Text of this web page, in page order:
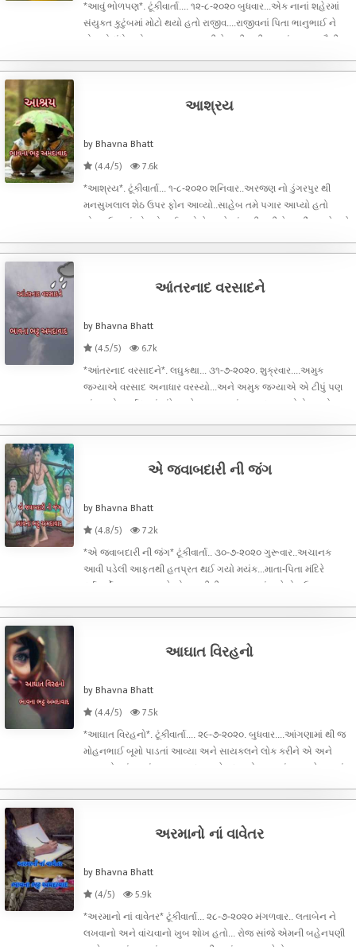
*આવું ભોળપણ*. ટૂંકીવાર્તા.... ૧૨-૮-૨૦૨૦ બુધવાર...એક નાનાં શહેરમાં
સંયુક્ત કુટુંબમાં મોટો થયો હતો રાજીવ....રાજીવનાં પિતા ભાનુભાઈ ને
પોતાનો ધંધો હતો...બલ્બ બનાવવાની ફેક્ટરી હતી...ઘરમાં રાજીવ સૌથી
પંકજ...રાજીવ
આશ્રય
by Bhavna Bhatt
(4.4/5)
7.6k
*આશ્રય*. ટૂંકીવાર્તા... ૧-૮-૨૦૨૦ શનિવાર..અરજણ નો ડુંગરપુર થી
મનસુખલાલ શેઠ ઉપર ફોન આવ્યો..સાહેબ તમે પગાર આપ્યો હતો
લોકડાઉન માં એ પૂરો થઈ ગયો છે આપે નાં પાડી હતી કે અહીં જ રહે તને
પણ સાહેબ અહીં ક
આંતરનાદ વરસાદને
by Bhavna Bhatt
(4.5/5)
6.7k
*આંતરનાદ વરસાદને*. લઘુકથા... ૩૧-૭-૨૦૨૦. શુક્રવાર....અમુક
જગ્યાએ વરસાદ અનાધાર વરસ્યો...અને અમુક જગ્યાએ એ ટીપું પણ
નાં પડયો...નર્મદા નાં કાંઠે આવેલા ગામડામાં વરસાદ જ નહોતો પડ્યો
જનાભાઈ, રામભાઈ, ધનુભ
એ જવાબદારી ની જંગ
by Bhavna Bhatt
(4.8/5)
7.2k
*એ જવાબદારી ની જંગ* ટૂંકીવાર્તા.. ૩૦-૭-૨૦૨૦ ગુરૂવાર..અચાનક
આવી પડેલી આફતથી હતપ્રત થઈ ગયો મયંક...માતા-પિતા મંદિરે
દર્શનાર્થે ગયા હતા અને એક ગાડીની ટક્કર વાગતાં બન્ને રોડ ઉપર
પામ્યા...માતા સવિતાબ
આઘાત વિરહનો
by Bhavna Bhatt
(4.4/5)
7.5k
*આઘાત વિરહનો*. ટૂંકીવાર્તા.... ૨૯-૭-૨૦૨૦. બુધવાર....આંગણામાં થી જ
મોહનભાઈ બૂમો પાડતાં આવ્યા અને સાયકલને લોક કરીને એ અને
સૂરજ દોડતાં ઘરમાં આવ્યા...મધુ.... ઓ મધુ...જો આપણાં સૂરજને બારમાં
કપડાં
અરમાનો નાં વાવેતર
by Bhavna Bhatt
(4/5)
5.9k
*અરમાનો નાં વાવેતર* ટૂંકીવાર્તા... ૨૮-૭-૨૦૨૦ મંગળવાર.. લતાબેન ને
લખવાનો અને વાંચવાનો ખુબ શોખ હતો... રોજ સાંજે એમની બહેનપણી